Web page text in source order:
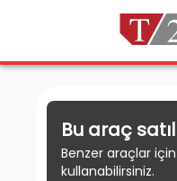
Bu araç
Benzer araçlar
kullanabilirsiniz.